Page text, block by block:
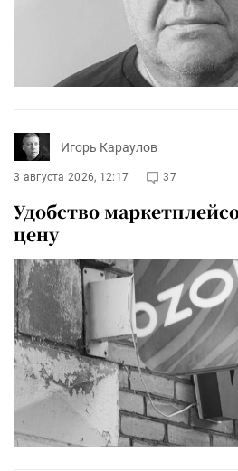
Игорь Караулов
3 августа 2026, 12:17 37
Удобство
цену